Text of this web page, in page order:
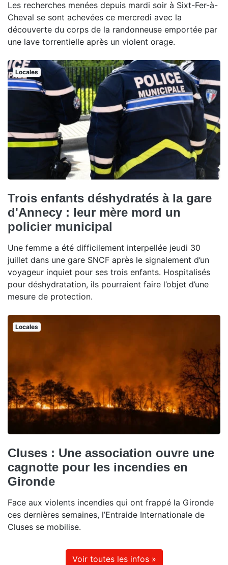
Les recherches menées depuis mardi soir à Sixt-Fer-à-
Cheval se sont achevées ce mercredi avec la
découverte du corps de la randonneuse emportée par
une lave torrentielle après un violent orage.
Locales
Trois enfants déshydratés à la gare
d'Annecy : leur mère mord un
policier municipal
Une femme a été difficilement interpellée jeudi 30
juillet dans une gare SNCF après le signalement d’un
voyageur inquiet pour ses trois enfants. Hospitalisés
pour déshydratation, ils pourraient faire l’objet d’une
mesure de protection.
Locales
Cluses : Une association ouvre une
cagnotte pour les incendies en
Gironde
Face aux violents incendies qui ont frappé la Gironde
ces dernières semaines, l’Entraide Internationale de
Cluses se mobilise.
Voir toutes les infos »